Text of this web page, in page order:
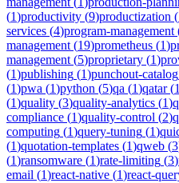
(1)productivity (9)productization (
services (4)program-management
management (19)prometheus (1)
management (5)proprietary (1)
(1)publishing (1)punchout-catalog
(1)pwa (1)python (5)qa (1)qatar(1
(1)quality (3)quality-analytics (1)
compliance (1)quality-control (2)
computing (1)query-tuning (1)
(1)quotation-templates (1)qweb (3
(1)ransomware (1)rate-limiting (3)
email (1)react-native (1)react-